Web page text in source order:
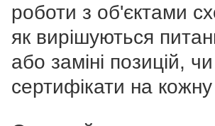
роботи з об'єктами
як вирішуються
або заміні позицій,
сертифікати на